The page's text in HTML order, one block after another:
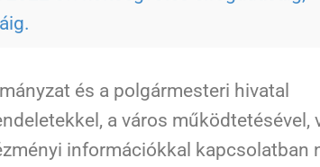
és a polgármesteri hivatal
a város működtetésével,
információkkal kapcsolatban